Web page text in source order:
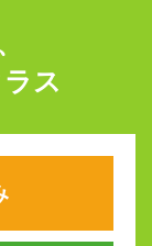
ス